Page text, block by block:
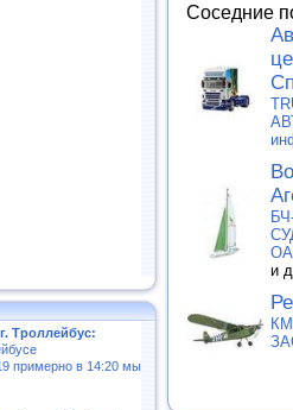
Троллейбус:
примерно в 14:20 мы
Соседние
и